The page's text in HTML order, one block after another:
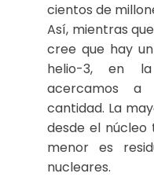
cientos de
Así, mientras
cree que hay
helio-3, en
acercamos a
cantidad. La
desde el
menor es
nucleares.